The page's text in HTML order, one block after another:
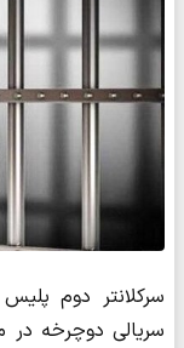
سرکلانتر دوم
سریالی دوچرخه در